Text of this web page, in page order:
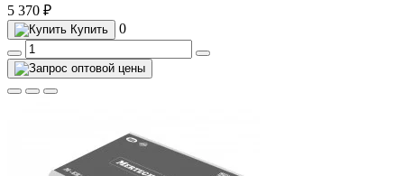
5 370 ₽
Купить 0